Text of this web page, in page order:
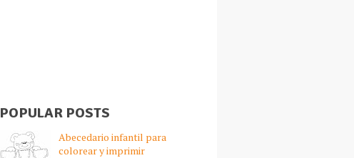
POPULAR POSTS
Abecedario infantil para
colorear y imprimir